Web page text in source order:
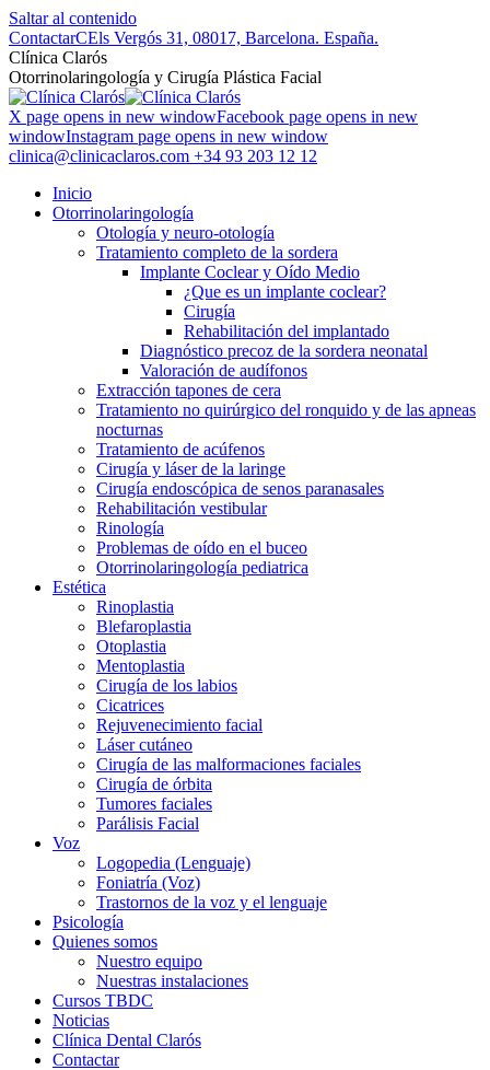
Saltar al contenido
ContactarCEls Vergós 31, 08017, Barcelona. España.
Clí­nica Clarós
Otorrinolaringología y Cirugía Plástica Facial
X page opens in new windowFacebook page opens in new
windowInstagram page opens in new window
clinica@clinicaclaros.com +34 93 203 12 12
Inicio
Otorrinolaringología
Otología y neuro-otología
Tratamiento completo de la sordera
Implante Coclear y Oído Medio
¿Que es un implante coclear?
Cirugía
Rehabilitación del implantado
Diagnóstico precoz de la sordera neonatal
Valoración de audífonos
Extracción tapones de cera
Tratamiento no quirúrgico del ronquido y de las apneas
nocturnas
Tratamiento de acúfenos
Cirugía y láser de la laringe
Cirugía endoscópica de senos paranasales
Rehabilitación vestibular
Rinología
Problemas de oído en el buceo
Otorrinolaringología pediatrica
Estética
Rinoplastia
Blefaroplastia
Otoplastia
Mentoplastia
Cirugía de los labios
Cicatrices
Rejuvenecimiento facial
Láser cutáneo
Cirugía de las malformaciones faciales
Cirugía de órbita
Tumores faciales
Parálisis Facial
Voz
Logopedia (Lenguaje)
Foniatría (Voz)
Trastornos de la voz y el lenguaje
Psicología
Quienes somos
Nuestro equipo
Nuestras instalaciones
Cursos TBDC
Noticias
Clínica Dental Clarós
Contactar